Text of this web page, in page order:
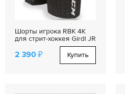
Шорты игрока RBK 4K
для стрит-хоккея Girdl JR
2 390 ₽ Купить